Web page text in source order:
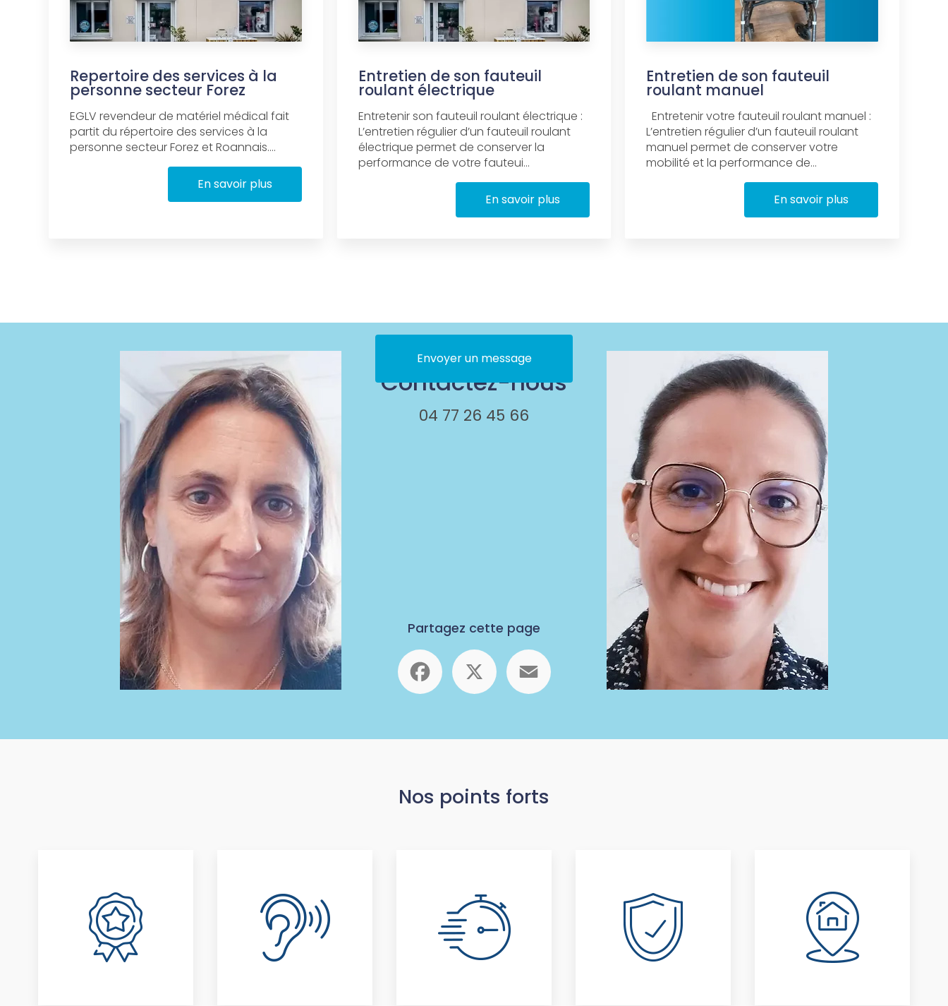
Repertoire des services à la
personne secteur Forez
EGLV revendeur de matériel médical fait
partit du répertoire des services à la
personne secteur Forez et Roannais....
En savoir plus
Entretien de son fauteuil
roulant électrique
Entretenir son fauteuil roulant électrique :
L’entretien régulier d’un fauteuil roulant
électrique permet de conserver la
performance de votre fauteui...
En savoir plus
Entretien de son fauteuil
roulant manuel
Entretenir votre fauteuil roulant manuel :
L’entretien régulier d’un fauteuil roulant
manuel permet de conserver votre
mobilité et la performance de...
En savoir plus
Contactez-nous
04 77 26 45 66
Envoyer un message
Partagez cette page
Facebook
Nos points forts